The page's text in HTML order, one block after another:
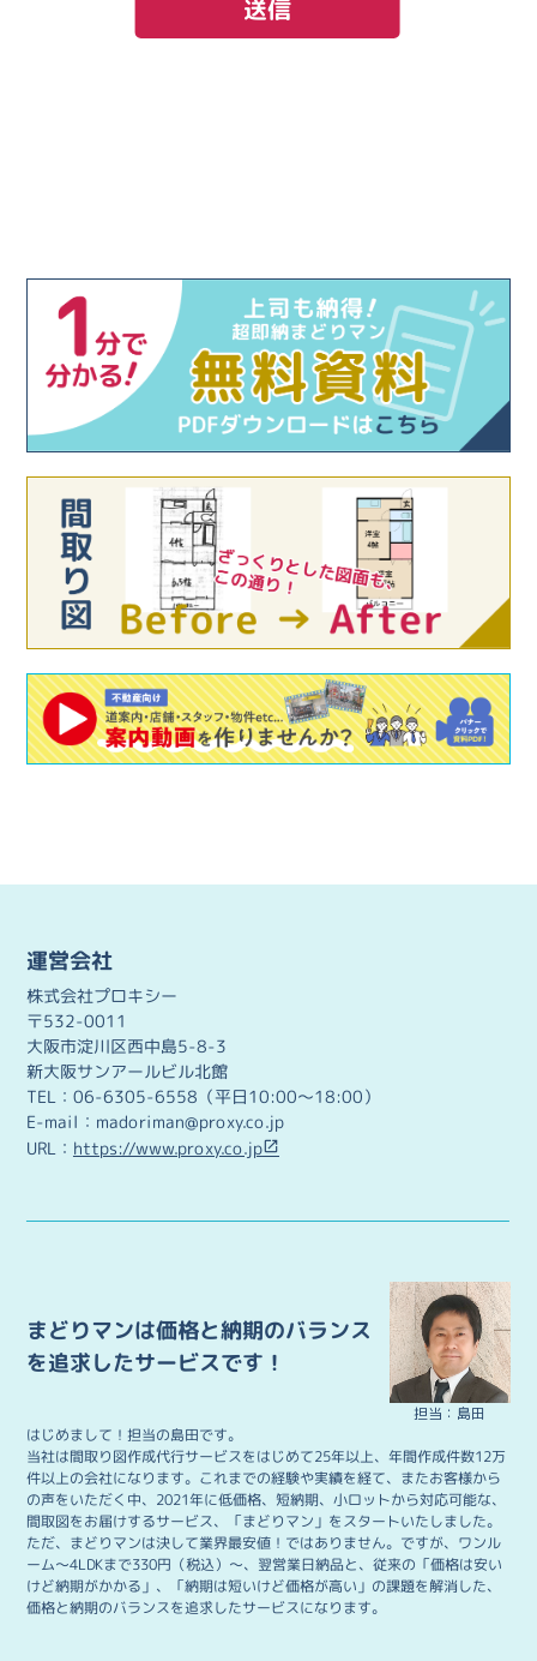
送信
運営会社
株式会社プロキシー
〒532-0011
大阪市淀川区西中島5-8-3
新大阪サンアールビル北館
TEL：06-6305-6558（平日10:00～18:00）
E-mail：madoriman@proxy.co.jp
URL： https://www.proxy.co.jp
まどりマンは価格と納期のバランス
を追求したサービスです！
担当：島田
はじめまして！担当の島田です。
当社は間取り図作成代行サービスをはじめて25年以上、年間作成件数12万
件以上の会社になります。これまでの経験や実績を経て、またお客様から
の声をいただく中、2021年に低価格、短納期、小ロットから対応可能な、
間取図をお届けするサービス、「まどりマン」をスタートいたしました。
ただ、まどりマンは決して業界最安値！ではありません。ですが、ワンル
ーム～4LDKまで330円（税込）～、翌営業日納品と、従来の「価格は安い
けど納期がかかる」、「納期は短いけど価格が高い」の課題を解消した、
価格と納期のバランスを追求したサービスになります。